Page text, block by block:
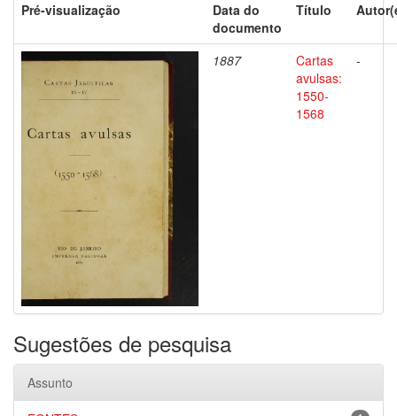
Pré-visualização
Data do
documento
Título
1887
Cartas
avulsas:
1550-
1568
-
Sugestões de pesquisa
Assunto